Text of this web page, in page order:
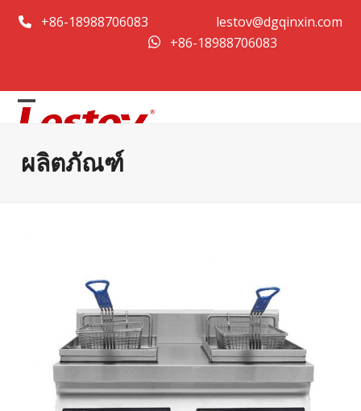
+86-18988706083
lestov@dgqinxin.com
+86-18988706083
Open
mobile
menu
Close
mobile
menu
ผลิตภัณฑ์